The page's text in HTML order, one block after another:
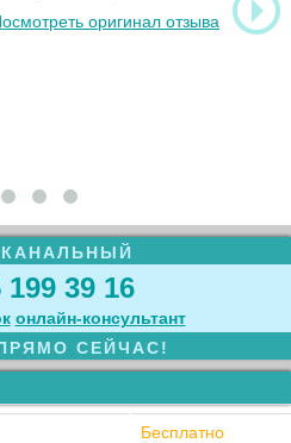
оригинал отзыва
199 39 16
онлайн‑консультант
СЕЙЧАС!
Бесплатно